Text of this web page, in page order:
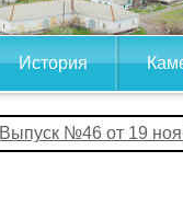
История
Выпуск №46 от 19